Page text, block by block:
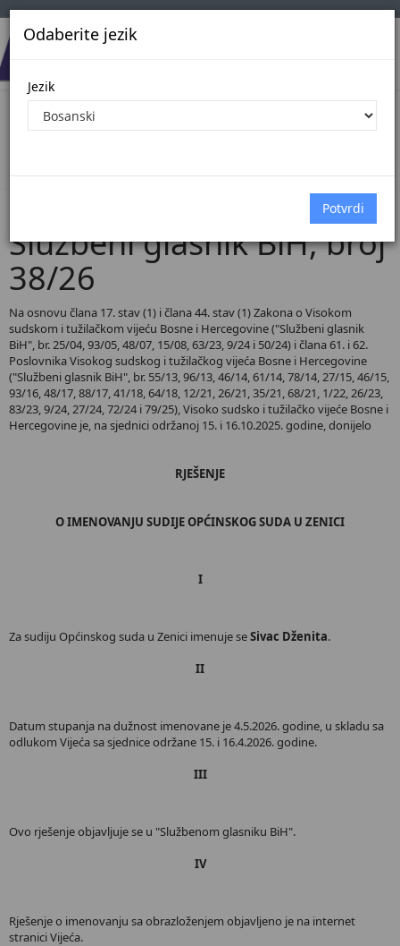
Odaberite jezik
Jezik
Pregled Dokumenata| Broj 38/26
Službeni glasnik BiH, broj
38/26
Na osnovu člana 17. stav (1) i člana 44. stav (1) Zakona o Visokom
sudskom i tužilačkom vijeću Bosne i Hercegovine ("Službeni glasnik
BiH", br. 25/04, 93/05, 48/07, 15/08, 63/23, 9/24 i 50/24) i člana 61. i 62.
Poslovnika Visokog sudskog i tužilačkog vijeća Bosne i Hercegovine
("Službeni glasnik BiH", br. 55/13, 96/13, 46/14, 61/14, 78/14, 27/15, 46/15,
93/16, 48/17, 88/17, 41/18, 64/18, 12/21, 26/21, 35/21, 68/21, 1/22, 26/23,
83/23, 9/24, 27/24, 72/24 i 79/25), Visoko sudsko i tužilačko vijeće Bosne i
Hercegovine je, na sjednici održanoj 15. i 16.10.2025. godine, donijelo
RJEŠENJE
O IMENOVANJU SUDIJE OPĆINSKOG SUDA U ZENICI
I
Za sudiju Općinskog suda u Zenici imenuje seSivac Dženita.
II
Datum stupanja na dužnost imenovane je 4.5.2026. godine, u skladu sa
odlukom Vijeća sa sjednice održane 15. i 16.4.2026. godine.
III
Ovo rješenje objavljuje se u "Službenom glasniku BiH".
IV
Rješenje o imenovanju sa obrazloženjem objavljeno je na internet
stranici Vijeća.